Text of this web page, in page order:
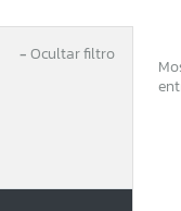
−Ocultar filtro